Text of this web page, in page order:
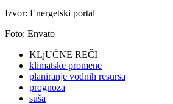
Izvor: Energetski portal
Foto: Envato
KLjUČNE REČI
klimatske promene
planiranje vodnih resursa
prognoza
suša